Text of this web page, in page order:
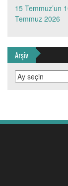
15 Temmuz’un
Temmuz 2026
Arşiv
Arşiv